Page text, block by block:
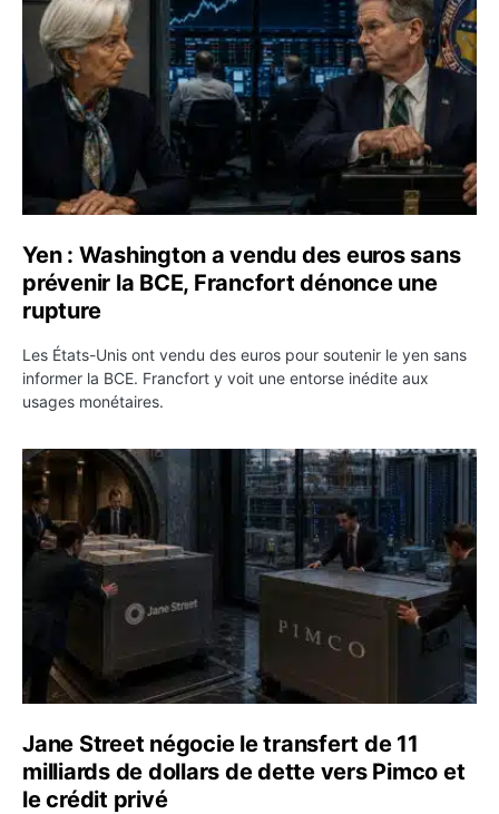
Yen : Washington a vendu des euros sans
prévenir la BCE, Francfort dénonce une
rupture
Les États-Unis ont vendu des euros pour soutenir le yen sans
informer la BCE. Francfort y voit une entorse inédite aux
usages monétaires.
Jane Street négocie le transfert de 11 milliards de
Jane Street négocie le transfert de 11
milliards de dollars de dette vers Pimco et
le crédit privé